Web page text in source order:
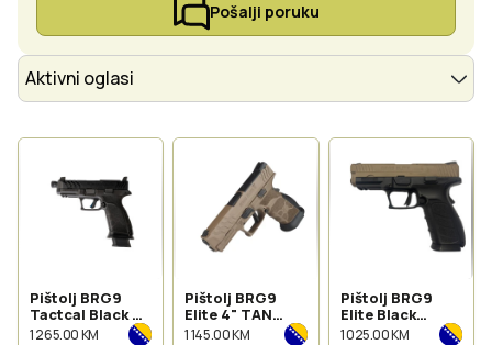
Pošalji poruku
Aktivni oglasi
Pištolj BRG9
Tactcal Black 4"
kal.9x19mm
1 265.00 KM
Pištolj BRG9
Elite 4" TAN
Gen2 9x19mm
1 145.00 KM
Pištolj BRG9
Elite Black
Bronz 4"
1 025.00 KM